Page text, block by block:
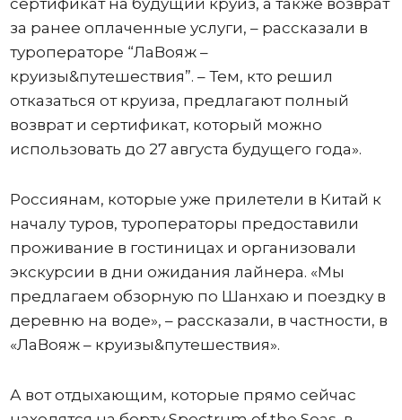
за ранее оплаченные услуги, – рассказали в
туроператоре “ЛаВояж –
круизы&путешествия”. – Тем, кто решил
отказаться от круиза, предлагают полный
возврат и сертификат, который можно
использовать до 27 августа будущего года».
Россиянам, которые уже прилетели в Китай к
началу туров, туроператоры предоставили
проживание в гостиницах и организовали
экскурсии в дни ожидания лайнера. «Мы
предлагаем обзорную по Шанхаю и поездку в
деревню на воде», – рассказали, в частности, в
«ЛаВояж – круизы&путешествия».
А вот отдыхающим, которые прямо сейчас